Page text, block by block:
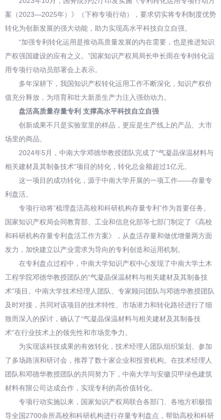
案（2023—2025年）》（下称专项行动），要求切实将专利制度优势
转化为创新发展的强大动能，助力实现高水平科技自立自强。
“加强专利转化运用是推动高质量发展的内在需要，也是推进知识
产权强国建设的应有之义。”国家知识产权局局长申长雨在专利转化运
用专项行动动员部署会上表示。
多年深耕下，我国知识产权转化运用工作不断深化，知识产权价
值充分释放，为培育和壮大新质生产力注入强劲动力。
盘活高质量存量专利 支撑高水平科技自立自强
创新成果不只是实验室里的样品，更应是生产线上的产品、大市
场里的商品。
2024年5月，中南大学邓德华教授团队完成了“气凝晶保温材料与
相关建材及其制备技术”项目的转化，转化总金额超过1亿元。
这一项目的成功转化，源于中南大学开展的一项工作——存量专
利盘活。
专项行动将“梳理盘活高校和科研机构存量专利”作为首要任务。
国家知识产权局会同教育部、工业和信息化部等七部门制定了《高校
和科研机构存量专利盘活工作方案》，从盘活存量和做优增量两方面
发力，加快建立以产业需求为导向的专利创造和运用机制。
在专利盘点过程中，中南大学知识产权中心发现了中南大学土木
工程学院邓德华教授团队的“气凝晶保温材料与相关建材及其制备技
术”项目。中南大学技术经理人团队、专家顾问团队与邓德华教授团队
及时对接，共同对该项目的技术特性、市场潜力和转化路径进行了细
致而深入的探讨，确认了“气凝晶保温材料与相关建材及其制备技
术”在行业技术上的领先性和市场竞争力。
为实现该科技成果的有效转化，技术经理人团队组织策划、参加
了多场路演和研讨会，推荐了数十家企业和投资机构。在技术经理人
团队和邓德华教授团队的共同努力下，中南大学与安徽贝甲绿色建筑
材料有限公司达成合作，实现专利的高价值转化。
专项行动实施以来，国家知识产权局联合各部门、各地方积极指
导全国2700余所高校和科研机构进行存量专利盘点，帮助高校和科研